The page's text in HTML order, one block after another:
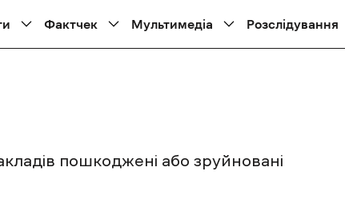
Фактчек Мультимедіа Розслідування
пошкоджені або зруйновані